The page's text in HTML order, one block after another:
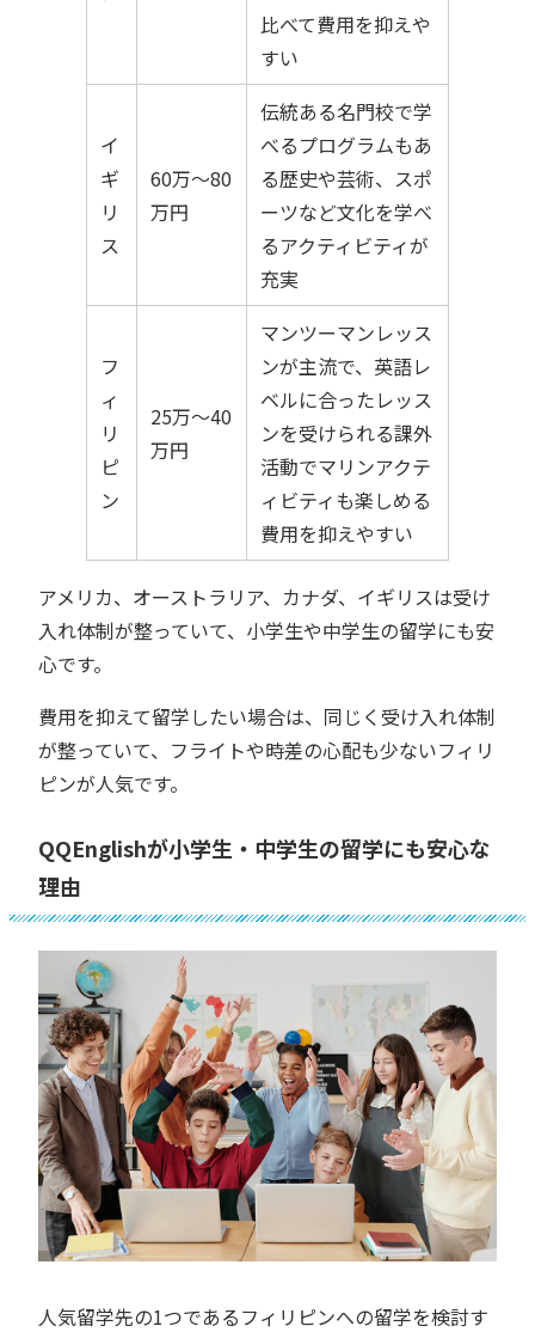
比べて費用を抑えや
すい
イ
ギ
リ
ス
60万〜80
万円
伝統ある名門校で学
べるプログラムもあ
る歴史や芸術、スポ
ーツなど文化を学べ
るアクティビティが
充実
フ
ィ
リ
ピ
ン
25万〜40
万円
マンツーマンレッス
ンが主流で、英語レ
ベルに合ったレッス
ンを受けられる課外
活動でマリンアクテ
ィビティも楽しめる
費用を抑えやすい
アメリカ、オーストラリア、カナダ、イギリスは受け
入れ体制が整っていて、小学生や中学生の留学にも安
心です。
費用を抑えて留学したい場合は、同じく受け入れ体制
が整っていて、フライトや時差の心配も少ないフィリ
ピンが人気です。
QQEnglishが小学生・中学生の留学にも安心な
理由
人気留学先の1つであるフィリピンへの留学を検討す